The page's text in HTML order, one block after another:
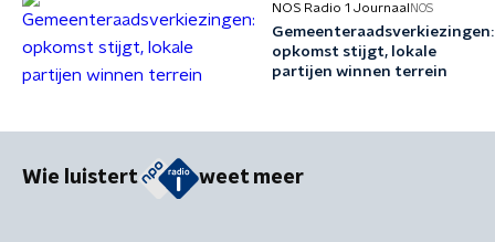
NOS Radio 1 Journaal NOS
Gemeenteraadsverkiezingen:
opkomst stijgt, lokale
partijen winnen terrein
Wie luistert weet meer